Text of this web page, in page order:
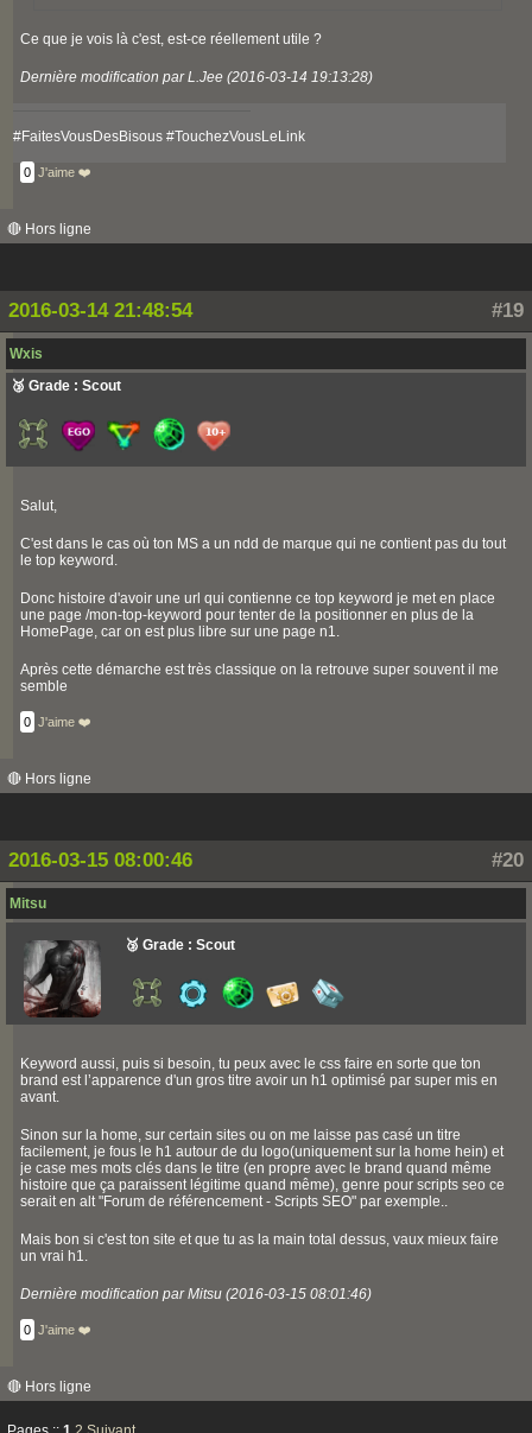
Ce que je vois là c'est, est-ce réellement utile ?
Dernière modification par L.Jee (2016-03-14 19:13:28)
#FaitesVousDesBisous #TouchezVousLeLink
0 J'aime ❤️
🔴 Hors ligne
#19
2016-03-14 21:48:54
Wxis
🥉 Grade : Scout
Salut,
C'est dans le cas où ton MS a un ndd de marque qui ne contient pas du tout
le top keyword.
Donc histoire d'avoir une url qui contienne ce top keyword je met en place
une page /mon-top-keyword pour tenter de la positionner en plus de la
HomePage, car on est plus libre sur une page n1.
Après cette démarche est très classique on la retrouve super souvent il me
semble
0 J'aime ❤️
🔴 Hors ligne
#20
2016-03-15 08:00:46
Mitsu
🥉 Grade : Scout
Keyword aussi, puis si besoin, tu peux avec le css faire en sorte que ton
brand est l’apparence d'un gros titre avoir un h1 optimisé par super mis en
avant.
Sinon sur la home, sur certain sites ou on me laisse pas casé un titre
facilement, je fous le h1 autour de du logo(uniquement sur la home hein) et
je case mes mots clés dans le titre (en propre avec le brand quand même
histoire que ça paraissent légitime quand même), genre pour scripts seo ce
serait en alt "Forum de référencement - Scripts SEO" par exemple..
Mais bon si c'est ton site et que tu as la main total dessus, vaux mieux faire
un vrai h1.
Dernière modification par Mitsu (2016-03-15 08:01:46)
0 J'aime ❤️
🔴 Hors ligne